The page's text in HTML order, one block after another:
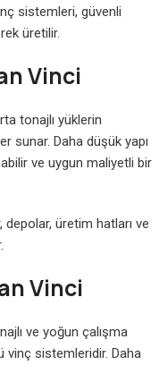
sistemleri, güvenli
üretilir.
Vinci
tonajlı yüklerin
sunar. Daha düşük yapı
ve uygun maliyetli bir
üretim hatları ve
Vinci
ve yoğun çalışma
vinç sistemleridir. Daha